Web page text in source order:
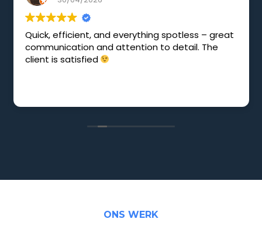
Quick, efficient, and everything spotless – great
communication and attention to detail. The
client is satisfied
ONS WERK